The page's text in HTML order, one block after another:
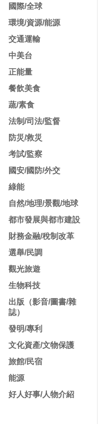
國際/全球
環境/資源/能源
交通運輸
中美台
正能量
餐飲美食
蔬/素食
法制/司法/監督
防災/救災
考試/監察
國安/國防/外交
綠能
自然/地理/景觀/地球
都市發展與都市建設
財務金融/稅制改革
選舉/民調
觀光旅遊
生物科技
出版（影音/圖書/雜
誌）
發明/專利
文化資產/文物保護
旅館/民宿
能源
好人好事/人物介紹